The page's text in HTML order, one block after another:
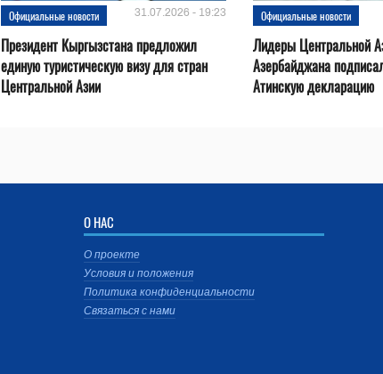
Официальные новости 31.07.2026 - 19:23
Президент Кыргызстана предложил
единую туристическую визу для стран
Центральной Азии
Официальные новости
Лидеры Центральной
Азербайджана
Атинскую декларацию
О НАС
О проекте
Условия и положения
Политика конфиденциальности
Связаться с нами